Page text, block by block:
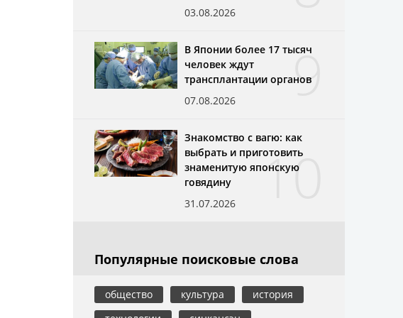
03.08.2026
9
В Японии более 17 тысяч
человек ждут
трансплантации органов
07.08.2026
10
Знакомство с вагю: как
выбрать и приготовить
знаменитую японскую
говядину
31.07.2026
Популярные поисковые слова
общество культура
история